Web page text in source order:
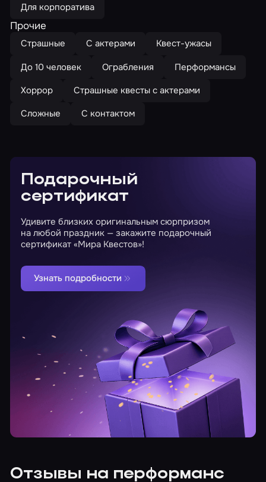
Для корпоратива
Прочие
Страшные С актерами
Квест-ужасы
До 10 человек
Ограбления
Перформансы
Хоррор
Страшные квесты с актерами
Сложные
С контактом
Подарочный
сертификат
Удивите близких оригинальным сюрпризом
на любой праздник — закажите подарочный
сертификат «Мира Квестов»!
Узнать подробности
Отзывы на перформанс